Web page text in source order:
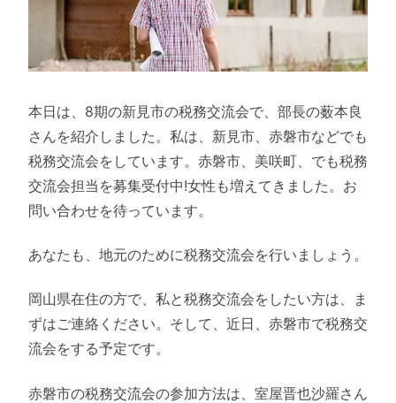
本日は、8期の新見市の税務交流会で、部長の薮本良
さんを紹介しました。私は、新見市、赤磐市などでも
税務交流会をしています。赤磐市、美咲町、でも税務
交流会担当を募集受付中!女性も増えてきました。お
問い合わせを待っています。
あなたも、地元のために税務交流会を行いましょう。
岡山県在住の方で、私と税務交流会をしたい方は、ま
ずはご連絡ください。そして、近日、赤磐市で税務交
流会をする予定です。
赤磐市の税務交流会の参加方法は、室屋晋也沙羅さん